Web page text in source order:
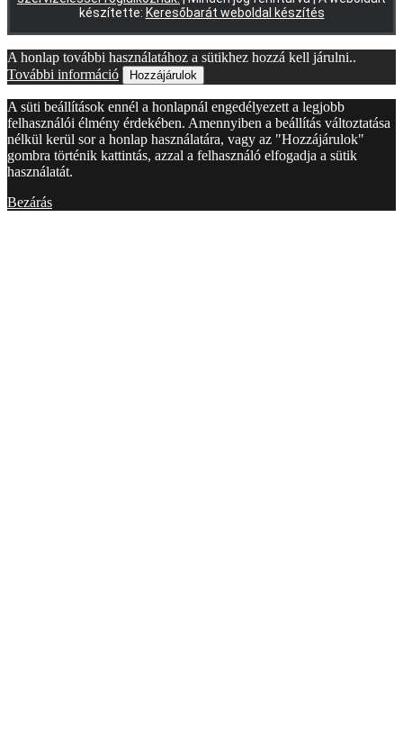
készítette: Keresőbarát weboldal készítés
A honlap további használatához a sütikhez hozzá kell járulni..
További információ
Hozzájárulok
A süti beállítások ennél a honlapnál engedélyezett a legjobb
felhasználói élmény érdekében. Amennyiben a beállítás változtatása
nélkül kerül sor a honlap használatára, vagy az "Hozzájárulok"
gombra történik kattintás, azzal a felhasználó elfogadja a sütik
használatát.
Bezárás